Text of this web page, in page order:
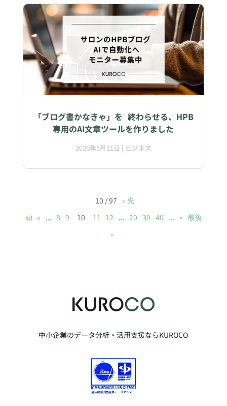
「ブログ書かなきゃ」を 終わらせる、HPB
専用のAI文章ツールを作りました
2026年5月11日 | ビジネス
10 / 97 « 先
頭 « ... 8 9 10 11 12 ... 20 30 40 ... » 最後
»
中小企業のデータ分析・活用支援ならKUROCO